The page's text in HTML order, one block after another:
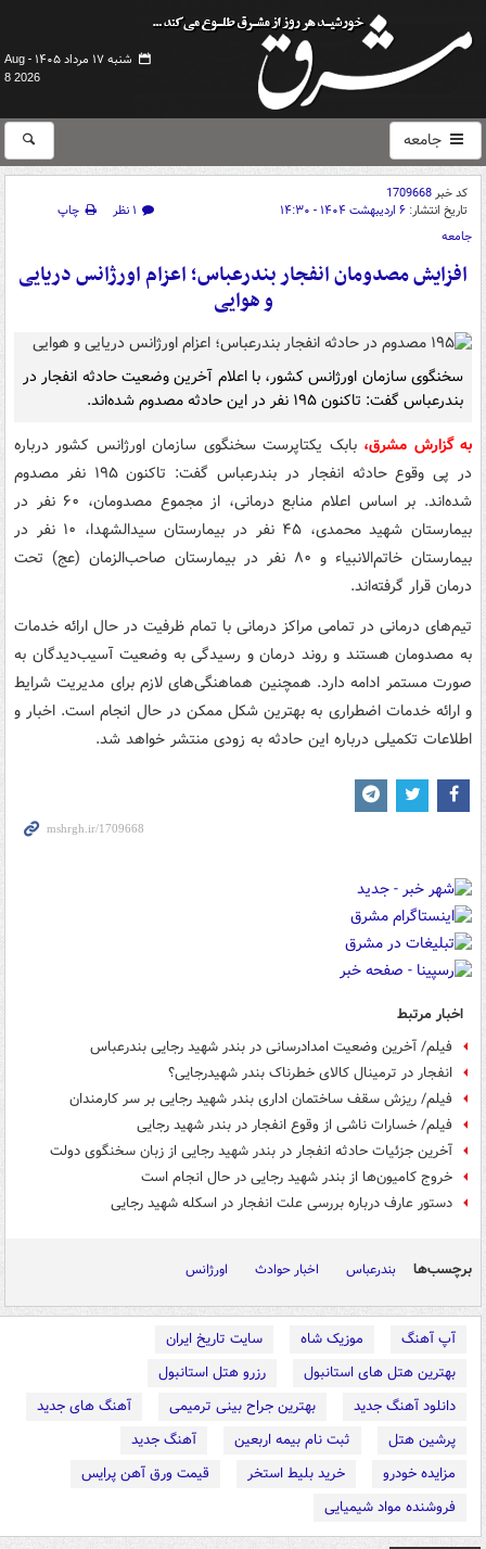
شنبه ۱۷ مرداد ۱۴۰۵ -
Aug
8 2026
جامعه
کد خبر1709668
تاریخ انتشار: ۶ اردیبهشت ۱۴۰۴ - ۱۴:۳۰ ۱ نظر
چاپ
جامعه
افزایش مصدومان انفجار بندرعباس؛ اعزام اورژانس دریایی
و هوایی
سخنگوی سازمان اورژانس کشور، با اعلام آخرین وضعیت حادثه انفجار در
بندرعباس گفت: تاکنون ۱۹۵ نفر در این حادثه مصدوم شده‌اند.
به گزارش مشرق،بابک یکتاپرست سخنگوی سازمان اورژانس کشور درباره
در پی وقوع حادثه انفجار در بندرعباس گفت: تاکنون ۱۹۵ نفر مصدوم
شده‌اند. بر اساس اعلام منابع درمانی، از مجموع مصدومان، ۶۰ نفر در
بیمارستان شهید محمدی، ۴۵ نفر در بیمارستان سیدالشهدا، ۱۰ نفر در
بیمارستان خاتم‌الانبیاء و ۸۰ نفر در بیمارستان صاحب‌الزمان (عج) تحت
درمان قرار گرفته‌اند.
تیم‌های درمانی در تمامی مراکز درمانی با تمام ظرفیت در حال ارائه خدمات
به مصدومان هستند و روند درمان و رسیدگی به وضعیت آسیب‌دیدگان به
صورت مستمر ادامه دارد. همچنین هماهنگی‌های لازم برای مدیریت شرایط
و ارائه خدمات اضطراری به بهترین شکل ممکن در حال انجام است. اخبار و
اطلاعات تکمیلی درباره این حادثه به زودی منتشر خواهد شد.
اخبار مرتبط
فیلم/ آخرین وضعیت امدادرسانی در بندر شهید رجایی بندرعباس
انفجار در ترمینال کالای خطرناک بندر شهیدرجایی؟
فیلم/ ریزش سقف ساختمان اداری بندر شهید رجایی بر سر کارمندان
فیلم/ خسارات ناشی از وقوع انفجار در بندر شهید رجایی
آخرین جزئیات حادثه انفجار در بندر شهید رجایی از زبان سخنگوی دولت
خروج کامیون‌ها از بندر شهید رجایی در حال انجام است
دستور عارف درباره بررسی علت انفجار در اسکله شهید رجایی
برچسب‌ها بندرعباس اخبار حوادث اورژانس
آپ آهنگ موزیک شاه
سایت تاریخ ایران
بهترین هتل های استانبول
رزرو هتل استانبول
دانلود آهنگ جدید
بهترین جراح بینی ترمیمی
آهنگ های جدید
پرشین هتل
ثبت نام بیمه اربعین
آهنگ جدید
مزایده خودرو
خرید بلیط استخر
قیمت ورق آهن پرایس
فروشنده مواد شیمیایی